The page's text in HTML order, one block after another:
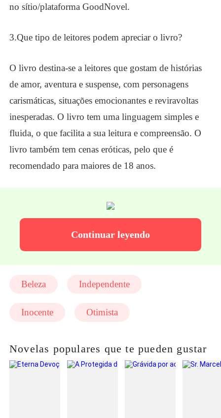
no sítio/plataforma GoodNovel.
3.Que tipo de leitores podem apreciar o livro?
O livro destina-se a leitores que gostam de histórias
de amor, aventura e suspense, com personagens
carismáticas, situações emocionantes e reviravoltas
inesperadas. O livro tem uma linguagem simples e
fluida, o que facilita a sua leitura e compreensão. O
livro também tem cenas eróticas, pelo que é
recomendado para maiores de 18 anos.
Continuar leyendo
Beleza Independente
Inocente Otimista
Novelas populares que te pueden gustar